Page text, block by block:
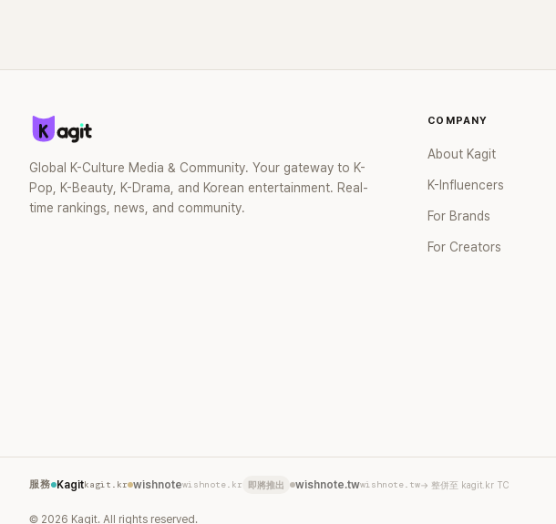
Global K-Culture Media & Community. Your gateway to K-
Pop, K-Beauty, K-Drama, and Korean entertainment. Real-
time rankings, news, and community.
COMPANY
About Kagit
K-Influencers
For Brands
For Creators
服務 Kagitkagit.kr wishnotewishnote.kr 即將推出 wishnote.twwishnote.tw→ 整併至 kagit.kr TC
© 2026 Kagit. All rights reserved.